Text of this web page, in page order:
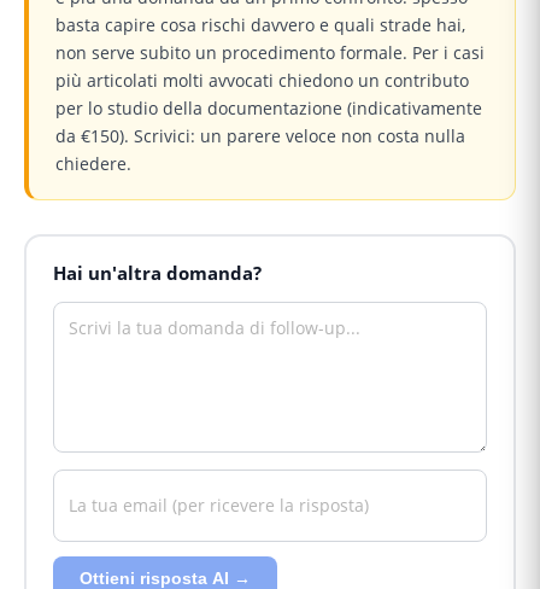
basta capire cosa rischi davvero e quali strade hai,
non serve subito un procedimento formale. Per i casi
più articolati molti avvocati chiedono un contributo
per lo studio della documentazione (indicativamente
da €150). Scrivici: un parere veloce non costa nulla
chiedere.
Hai un'altra domanda?
Ottieni risposta AI →